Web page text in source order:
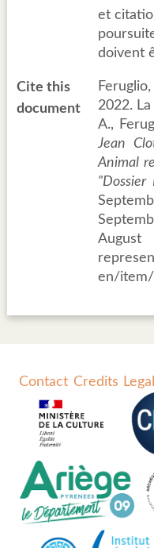
et
doivent
Cite this
document
2022.
A.,
Jean
Animal
"Dossier
en/
Contact Credits